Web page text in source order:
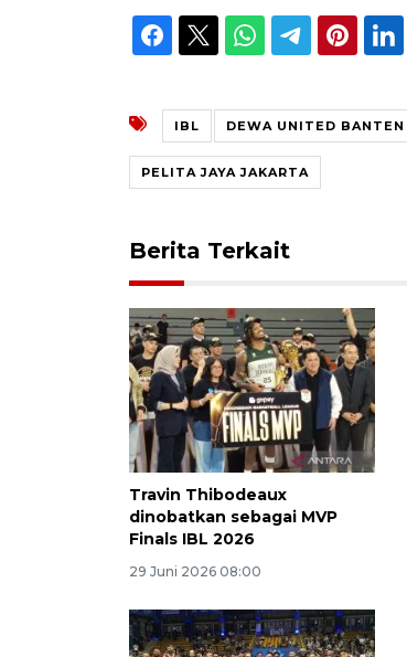
IBL DEWA UNITED BANTEN
PELITA JAYA JAKARTA
Berita Terkait
Travin Thibodeaux
dinobatkan sebagai MVP
Finals IBL 2026
29 Juni 2026 08:00